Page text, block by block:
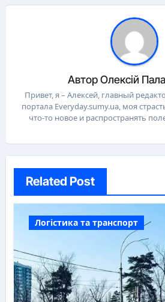
АвторОлексій
Привет, я – Алексей, главный
портала Everyday.sumy.ua, моя
что-то новое и распространять
Related Post
Логістика та транспорт